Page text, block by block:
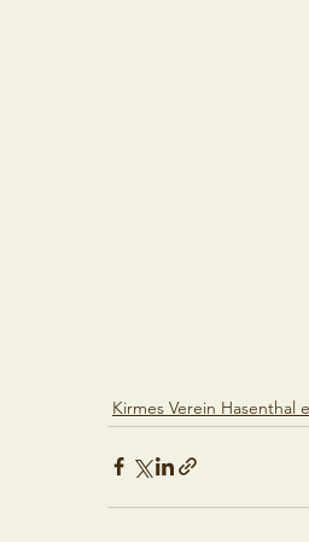
Kirmes Verein Hasenthal